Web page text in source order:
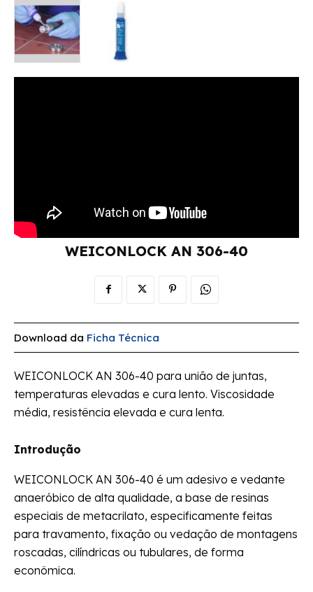
WEICONLOCK AN 306-40
Download da Ficha Técnica
WEICONLOCK AN 306-40 para união de juntas,
temperaturas elevadas e cura lento. Viscosidade
média, resistência elevada e cura lenta.
Introdução
WEICONLOCK AN 306-40 é um adesivo e vedante
anaeróbico de alta qualidade, a base de resinas
especiais de metacrilato, especificamente feitas
para travamento, fixação ou vedação de montagens
roscadas, cilíndricas ou tubulares, de forma
econômica.